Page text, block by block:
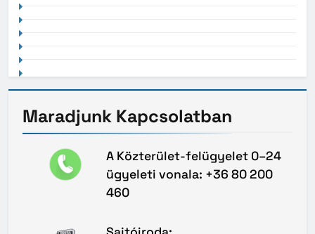
Maradjunk Kapcsolatban
A Közterület-felügyelet 0–24
ügyeleti vonala: +36 80 200
460